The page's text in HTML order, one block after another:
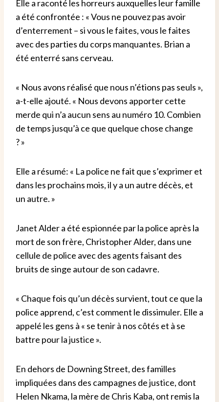
Elle a raconté les horreurs auxquelles leur famille
a été confrontée : « Vous ne pouvez pas avoir
d’enterrement – ​​si vous le faites, vous le faites
avec des parties du corps manquantes. Brian a
été enterré sans cerveau.
« Nous avons réalisé que nous n’étions pas seuls »,
a-t-elle ajouté. « Nous devons apporter cette
merde qui n’a aucun sens au numéro 10. Combien
de temps jusqu’à ce que quelque chose change
? »
Elle a résumé: « La police ne fait que s’exprimer et
dans les prochains mois, il y a un autre décès, et
un autre. »
Janet Alder a été espionnée par la police après la
mort de son frère, Christopher Alder, dans une
cellule de police avec des agents faisant des
bruits de singe autour de son cadavre.
« Chaque fois qu’un décès survient, tout ce que la
police apprend, c’est comment le dissimuler. Elle a
appelé les gens à « se tenir à nos côtés et à se
battre pour la justice ».
En dehors de Downing Street, des familles
impliquées dans des campagnes de justice, dont
Helen Nkama, la mère de Chris Kaba, ont remis la